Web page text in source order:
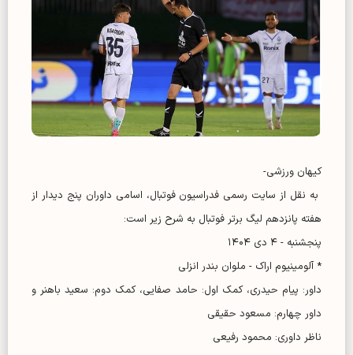
کیهان ورزشی-
به نقل از سایت رسمی فدراسیون فوتبال، اسامی داوران پنج دیدار از
هفته پانزدهم لیگ برتر فوتبال به شرح زیر است:
پنجشنبه - ۴ دی ۱۴۰۴
* آلومینیوم اراک - ملوان بندر انزلی
داور: پیام حیدری، کمک اول: حامد صفایی، کمک دوم: سعید باهنر و
داور چهارم: مسعود حقیقی
ناظر داوری: محمود رفیعی